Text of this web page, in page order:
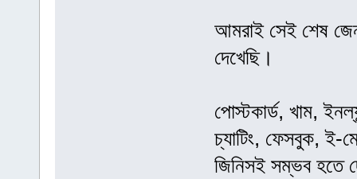
আমরাই সেই শেষ
দেখেছি।
পোস্টকার্ড, খাম,
চ্যাটিং, ফেসবুক,
জিনিসই সম্ভব হতে